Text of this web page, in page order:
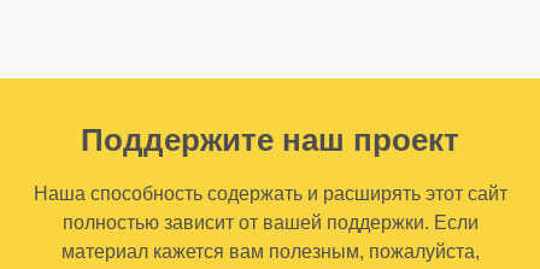
Поддержите наш проект
Наша способность содержать и расширять этот сайт
полностью зависит от вашей поддержки. Если
материал кажется вам полезным, пожалуйста,